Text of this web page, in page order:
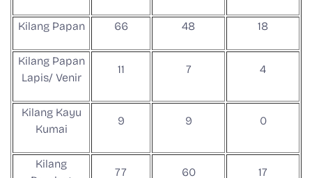
Kilang Papan 66 48 18
Kilang Papan
Lapis/ Venir
11 7 4
Kilang Kayu
Kumai
9 9 0
Kilang
77 60 17